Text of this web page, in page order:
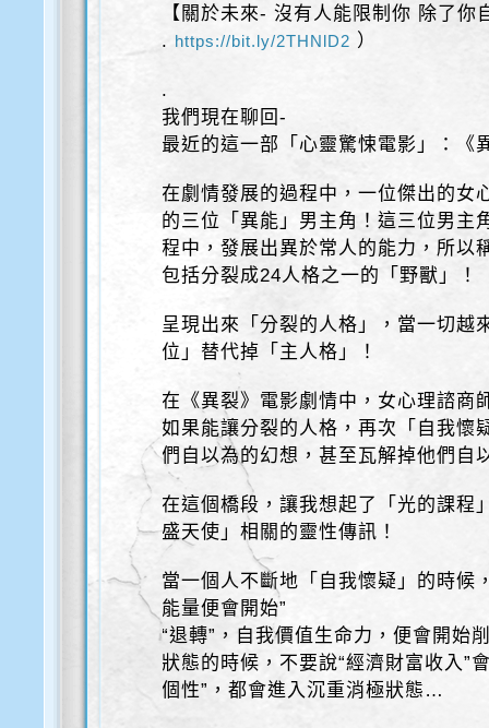
【關於未來- 沒有人能限制你 除了你
. https://bit.ly/2THNlD2 ）
.
我們現在聊回-
最近的這一部「心靈驚悚電影」：《
在劇情發展的過程中，一位傑出的女
的三位「異能」男主角！這三位男主
程中，發展出異於常人的能力，所以
包括分裂成24人格之一的「野獸」！
呈現出來「分裂的人格」，當一切越
位」替代掉「主人格」！
在《異裂》電影劇情中，女心理諮商
如果能讓分裂的人格，再次「自我懷
們自以為的幻想，甚至瓦解掉他們
在這個橋段，讓我想起了「光的課程
盛天使」相關的靈性傳訊！
當一個人不斷地「自我懷疑」的時候
能量便會開始”
“退轉”，自我價值生命力，便會開始
狀態的時候，不要說“經濟財富收入”
個性”，都會進入沉重消極狀態…